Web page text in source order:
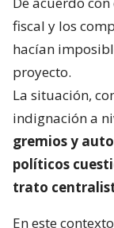
fiscal y los
hacían
proyecto.
La situación,
indignación a
gremios y
políticos
trato
En este